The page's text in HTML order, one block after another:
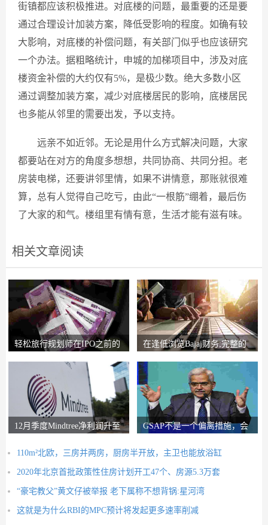
街镇都应该积极推进。对底楼的问题，最重要的还是要
通过合理设计加装方案，降低受影响的程度。如确有较
大影响，对底楼的补偿问题，有关部门似乎也应该研究
一个办法。据粗略统计，申城的加梯项目中，涉及对底
楼资金补偿的大约仅有5%，是极少数。绝大多数小区
通过调整加装方案，减少对底楼居民的影响，底楼居民
也多能从邻里的需要出发，予以支持。
远亲不如近邻。无论是用什么方式解决问题，大家
都要站在对方的角度多想想，共同协商、共同分担。老
房装电梯，还要讲邻里情，如果不讲情意，那账就很难
算，总有人觉得自己吃亏，由此“一根筋”绷着，最后伤
了大家的和气。楼组里有情有意，生活才能有滋有味。
相关文章阅读
轻松旅行规划师在IPO之前的
在逢低浏览Bajaj财务;完整的
12月季度Mindtree净利润升至
GSAP不是一个偏离措施，会
110m²北欧，三房并两房，厨房半开放，主卫也能放浴缸
2020年北京首批政策性住房计划开工47个、房源5.3万套
“豪宅教父”黄文仔被举报 老下属称不想背锅:星河湾
这就是为什么RBI的MPC预计将发起更多速率削减